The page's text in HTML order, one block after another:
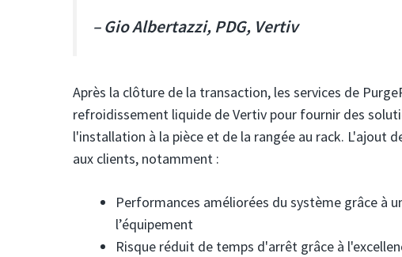
–Gio Albertazzi, PDG, Vertiv
Après la clôture de la transaction, les services de
refroidissement liquide de Vertiv pour fournir des
l'installation à la pièce et de la rangée au rack. L'ajout
aux clients, notamment :
Performances améliorées du système grâce à
l’équipement
Risque réduit de temps d'arrêt grâce à